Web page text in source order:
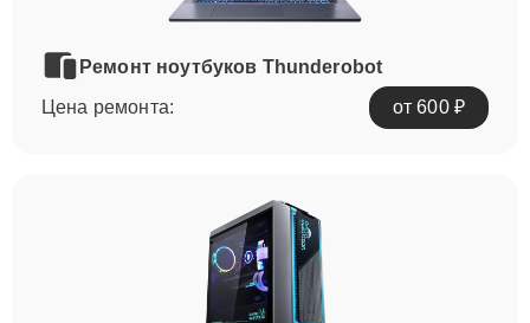
Ремонт ноутбуков Thunderobot
Цена ремонта:
от 600 ₽